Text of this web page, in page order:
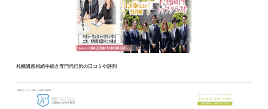
札幌遺産相続手続き専門代行所の口コミや評判